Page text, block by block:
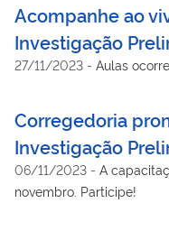
Acompanhe ao
Investigação
27/11/2023 - Aulas
Corregedoria
Investigação
06/11/2023 - A
novembro. Participe!